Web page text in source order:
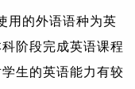
用的外语语种为英
阶段完成英语课程
生的英语能力有较